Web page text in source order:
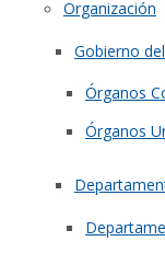
Organización
Gobierno
Órganos
Órganos